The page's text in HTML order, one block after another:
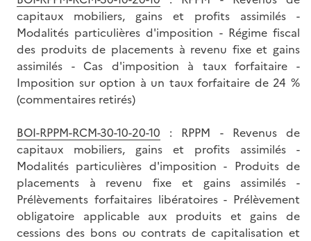
capitaux mobiliers, gains et profits assimilés -
Modalités particulières d'imposition - Régime fiscal
des produits de placements à revenu fixe et gains
assimilés - Cas d'imposition à taux forfaitaire -
Imposition sur option à un taux forfaitaire de 24 %
(commentaires retirés)
BOI-RPPM-RCM-30-10-20-10 : RPPM - Revenus de
capitaux mobiliers, gains et profits assimilés -
Modalités particulières d'imposition - Produits de
placements à revenu fixe et gains assimilés -
Prélèvements forfaitaires libératoires - Prélèvement
obligatoire applicable aux produits et gains de
cessions des bons ou contrats de capitalisation et